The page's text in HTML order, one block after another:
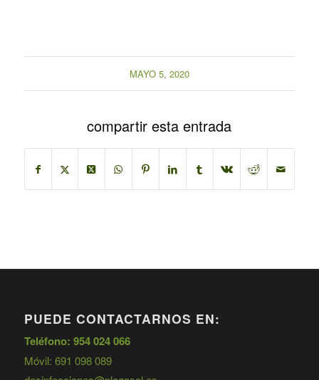
MAYO 5, 2020
compartir esta entrada
PUEDE CONTACTARNOS EN:
Teléfono: 954 024 066
Móvil: 691 098 089